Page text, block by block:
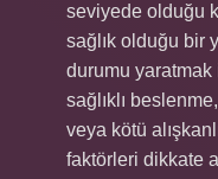
seviyede olduğu
sağlık olduğu bir
durumu
sağlıklı
veya kötü
faktörleri dikkate